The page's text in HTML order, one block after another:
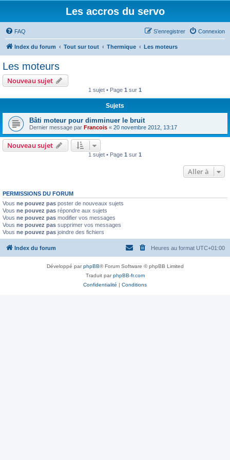
Les accros du servo
FAQ Connexion
S’enregistrer
Index du forum Tout sur tout Thermique Les moteurs
Les moteurs
Nouveau sujet
1 sujet • Page 1 sur 1
Sujets
Bâti moteur pour dimminuer le bruit
Dernier message par Francois « 20 novembre 2012, 13:17
Nouveau sujet
1 sujet • Page 1 sur 1
Aller à
PERMISSIONS DU FORUM
Vous ne pouvez pas poster de nouveaux sujets
Vous ne pouvez pas répondre aux sujets
Vous ne pouvez pas modifier vos messages
Vous ne pouvez pas supprimer vos messages
Vous ne pouvez pas joindre des fichiers
Index du forum Heures au format UTC+01:00
Développé parphpBB® Forum Software © phpBB Limited
Traduit parphpBB-fr.com
Confidentialité | Conditions